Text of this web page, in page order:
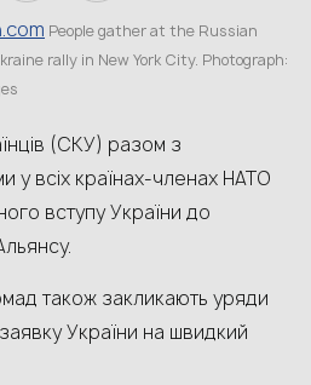
People gather at the Russian
rally in New York City. Photograph:
(СКУ) разом з
у всіх країнах-членах НАТО
вступу України до
також закликають уряди
України на швидкий